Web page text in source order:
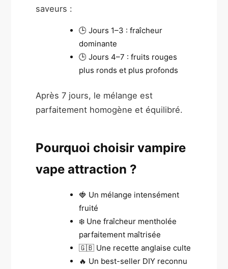
saveurs :
🕒 Jours 1–3 : fraîcheur
dominante
🕒 Jours 4–7 : fruits rouges
plus ronds et plus profonds
Après 7 jours, le mélange est
parfaitement homogène et équilibré.
Pourquoi choisir vampire
vape attraction ?
🍓 Un mélange intensément
fruité
❄️ Une fraîcheur mentholée
parfaitement maîtrisée
🇬🇧 Une recette anglaise culte
🔥 Un best-seller DIY reconnu